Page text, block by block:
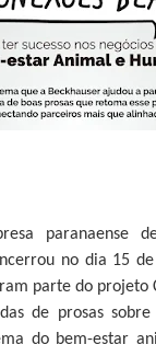
paranaense
no dia 15
parte do projeto
de prosas
do bem-estar